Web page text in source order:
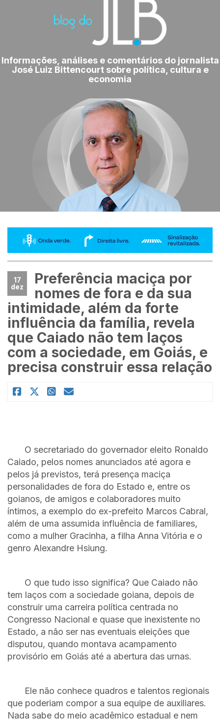
Informações, análises e comentários do jornalista
José Luiz Bittencourt sobre política, cultura e
economia
17
dez
Preferência maciça por
nomes de fora e da sua
intimidade, além da forte
influência da família, revela
que Caiado não tem laços
com a sociedade, em Goiás, e
precisa construir essa relação
O secretariado do governador eleito Ronaldo
Caiado, pelos nomes anunciados até agora e
pelos já previstos, terá presença maciça
personalidades de fora do Estado e, entre os
goianos, de amigos e colaboradores muito
íntimos, a exemplo do ex-prefeito Marcos Cabral,
além de uma assumida influência de familiares,
como a mulher Gracinha, a filha Anna Vitória e o
genro Alexandre Hsiung.
O que tudo isso significa? Que Caiado não
tem laços com a sociedade goiana, depois de
construir uma carreira política centrada no
Congresso Nacional e quase que inexistente no
Estado, a não ser nas eventuais eleições que
disputou, quando montava acampamento
provisório em Goiás até a abertura das urnas.
Ele não conhece quadros e talentos regionais
que poderiam compor a sua equipe de auxiliares.
Nada sabe do meio acadêmico estadual e nem